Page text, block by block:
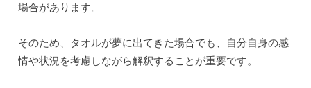
場合があります。
そのため、タオルが夢に出てきた場合でも、自分自身の感
情や状況を考慮しながら解釈することが重要です。